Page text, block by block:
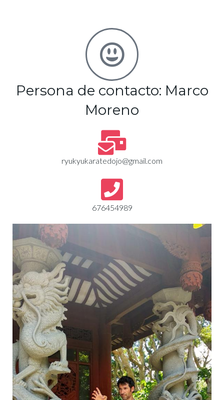
Persona de contacto: Marco
Moreno
ryukyukaratedojo@gmail.com
676454989